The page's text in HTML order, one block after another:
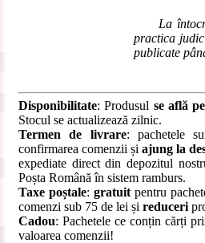
La
practica
publicate
Disponibilitate: Produsul se află
Stocul se actualizează zilnic.
Termen de livrare: pachetele
confirmarea comenzii șiajung la
expediate direct din depozitul
Poșta Română în sistem ramburs.
Taxe poștale: gratuitpentru
comenzi sub 75 de lei și reduceri
Cadou: Pachetele ce conțin cărți
valoarea comenzii!